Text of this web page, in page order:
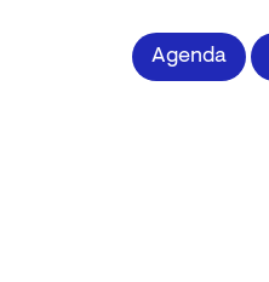
impriméeAgenda